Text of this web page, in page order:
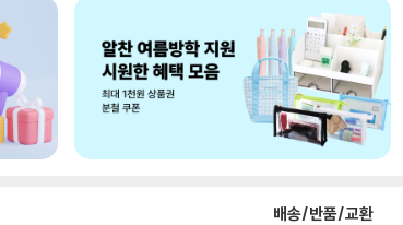
배송/반품/교환